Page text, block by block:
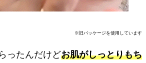
※旧パッケージを使用しています
ったんだけどお肌がしっとりもち